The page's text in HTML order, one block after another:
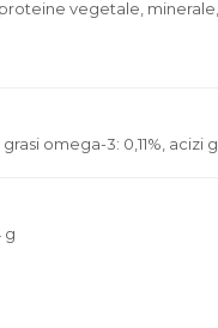
vegetale,
omega-3: 0,11%, acizi
g